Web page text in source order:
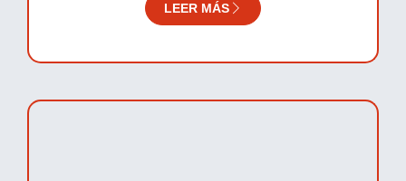
LEER MÁS